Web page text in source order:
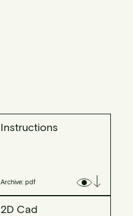
Instructions
Archive: pdf
2D Cad